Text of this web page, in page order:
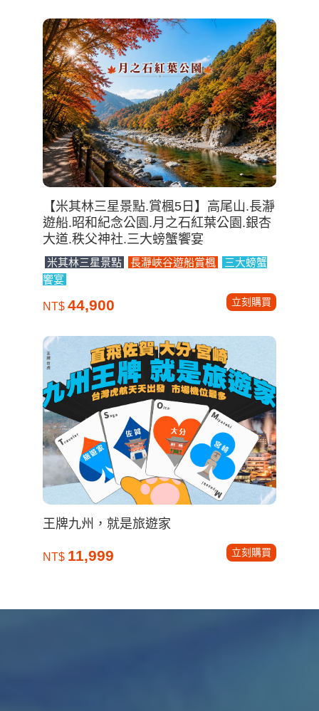
【米其林三星景點.賞楓5日】高尾山.長瀞
遊船.昭和紀念公園.月之石紅葉公園.銀杏
大道.秩父神社.三大螃蟹饗宴
米其林三星景點 長瀞峽谷遊船賞楓
三大螃蟹
饗宴
NT$ 44,900 立刻購買
王牌九州，就是旅遊家
NT$ 11,999 立刻購買